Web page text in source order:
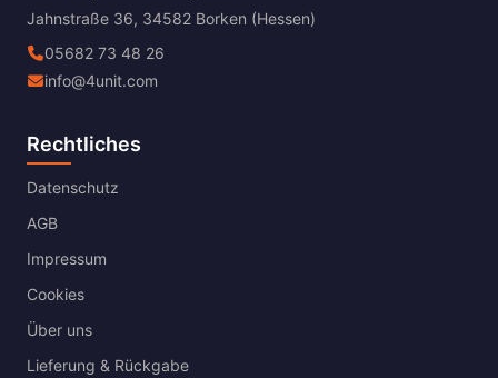
Jahnstraße 36, 34582 Borken (Hessen)
05682 73 48 26
info@4unit.com
Rechtliches
Datenschutz
AGB
Impressum
Cookies
Über uns
Lieferung & Rückgabe